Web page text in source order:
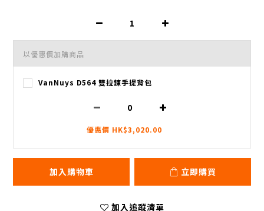
以優惠價加購商品
VanNuys D564 雙拉鍊手提背包
優惠價 HK$3,020.00
加入購物車 立即購買
加入追蹤清單